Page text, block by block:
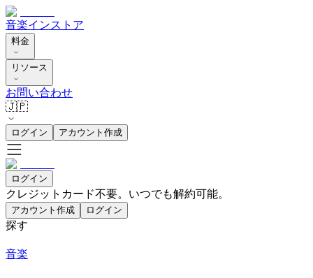
音楽インストア
料金
リソース
お問い合わせ
🇯🇵
ログイン アカウント作成
ログイン
クレジットカード不要。いつでも解約可能。
アカウント作成 ログイン
探す
音楽